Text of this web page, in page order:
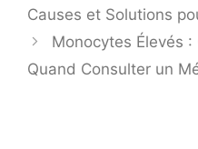
Causes et Solutions
Monocytes Élevés
Quand Consulter un